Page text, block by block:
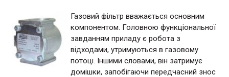
Газовий фільтр вважається основним
компонентом. Головною функціональної
завданням приладу є робота з
відходами, утримуються в газовому
потоці. Іншими словами, він затримує
домішки, запобігаючи передчасний знос